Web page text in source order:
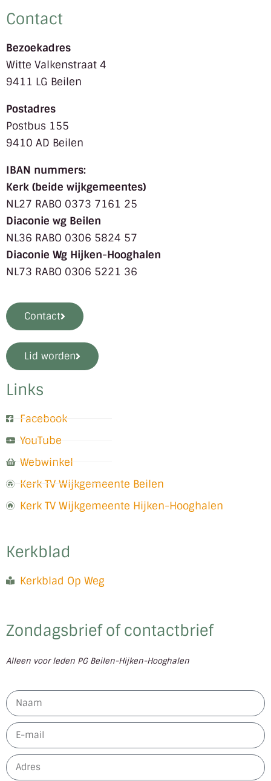
Contact
Bezoekadres
Witte Valkenstraat 4
9411 LG Beilen
Postadres
Postbus 155
9410 AD Beilen
IBAN nummers:
Kerk (beide wijkgemeentes)
NL27 RABO 0373 7161 25
Diaconie wg Beilen
NL36 RABO 0306 5824 57
Diaconie Wg Hijken-Hooghalen
NL73 RABO 0306 5221 36
Contact
Lid worden
Links
Facebook
YouTube
Webwinkel
Kerk TV Wijkgemeente Beilen
Kerk TV Wijkgemeente Hijken-Hooghalen
Kerkblad
Kerkblad Op Weg
Zondagsbrief of contactbrief
Alleen voor leden PG Beilen-Hijken-Hooghalen